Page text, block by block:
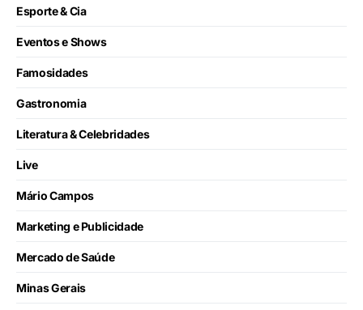
Esporte & Cia
Eventos e Shows
Famosidades
Gastronomia
Literatura & Celebridades
Live
Mário Campos
Marketing e Publicidade
Mercado de Saúde
Minas Gerais